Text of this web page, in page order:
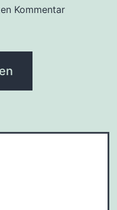
Kommentar